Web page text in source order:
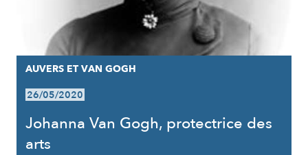
AUVERS ET VAN GOGH
26/05/2020
Johanna Van Gogh, protectrice des
arts